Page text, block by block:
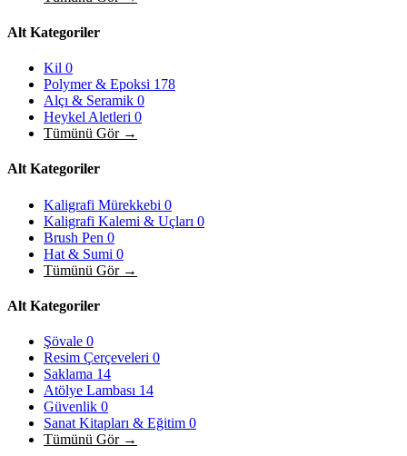
Alt Kategoriler
Kil 0
Polymer & Epoksi 178
Alçı & Seramik 0
Heykel Aletleri 0
Tümünü Gör →
Alt Kategoriler
Kaligrafi Mürekkebi 0
Kaligrafi Kalemi & Uçları 0
Brush Pen 0
Hat & Sumi 0
Tümünü Gör →
Alt Kategoriler
Şövale 0
Resim Çerçeveleri 0
Saklama 14
Atölye Lambası 14
Güvenlik 0
Sanat Kitapları & Eğitim 0
Tümünü Gör →